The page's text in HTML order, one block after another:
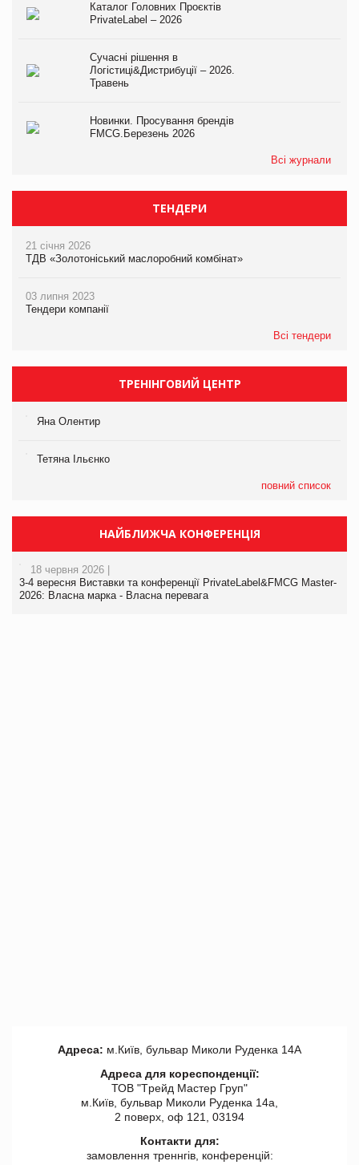
Каталог Головних Проєктів
PrivateLabel – 2026
Сучасні рішення в
Логістиці&Дистрибуції – 2026.
Травень
Новинки. Просування брендів
FMCG.Березень 2026
Всі журнали
ТЕНДЕРИ
21 січня 2026
ТДВ «Золотоніський маслоробний комбінат»
03 липня 2023
Тендери компанії
Всі тендери
ТРЕНІНГОВИЙ ЦЕНТР
Яна Олентир
Тетяна Ільєнко
повний список
НАЙБЛИЖЧА КОНФЕРЕНЦІЯ
18 червня 2026 |
3-4 вересня Виставки та конференції PrivateLabel&FMCG Master-
2026: Власна марка - Власна перевага
Адреса: м.Київ, бульвар Миколи Руденка 14А
Адреса для кореспонденції:
ТОВ "Tрейд Мастер Груп"
м.Київ, бульвар Миколи Руденка 14а,
2 поверх, оф 121, 03194
Контакти для:
замовлення треннгів, конференцій: